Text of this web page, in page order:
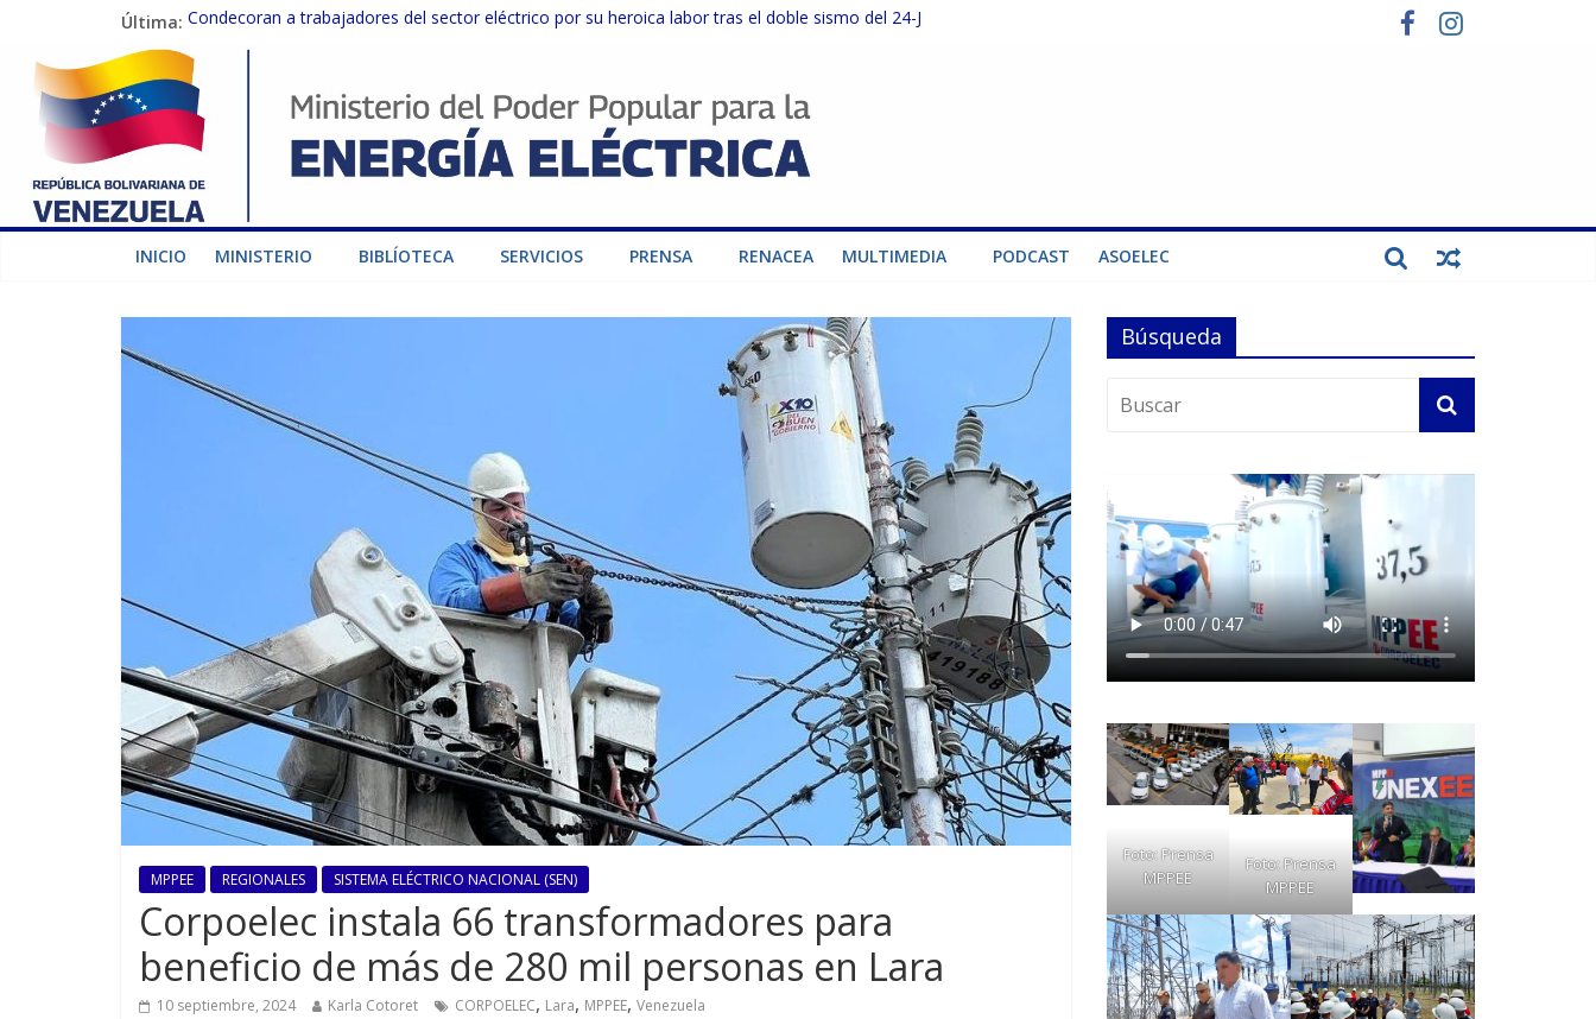
Última: Condecoran a trabajadores del sector eléctrico por su heroica labor tras el doble sismo del 24-J
Gobierno Nacional coordina acciones con el sector privado para fortalecer el SEN ante el «Súper Niño»
Inspeccionan trabajos de rehabilitación en instalaciones del SEN en Carabobo
Gobierno Nacional activa plan preventivo para fortalecer el SEN ante el fenómeno de El Niño
Termocarabobo recupera el 50% de su capacidad de generación para fortalecer el SEN
INICIO MINISTERIO BIBLÍOTECA SERVICIOS PRENSA RENACEA MULTIMEDIA PODCAST ASOELEC
MPPEE REGIONALES SISTEMA ELÉCTRICO NACIONAL (SEN)
Corpoelec instala 66 transformadores para
beneficio de más de 280 mil personas en Lara
10 septiembre, 2024 Karla Cotoret CORPOELEC, Lara, MPPEE, Venezuela
Búsqueda
Foto: Prensa
MPPEE
Foto: Prensa
MPPEE